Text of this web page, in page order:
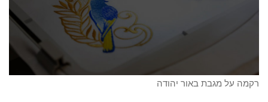
רקמה על מגבת באור יהודה